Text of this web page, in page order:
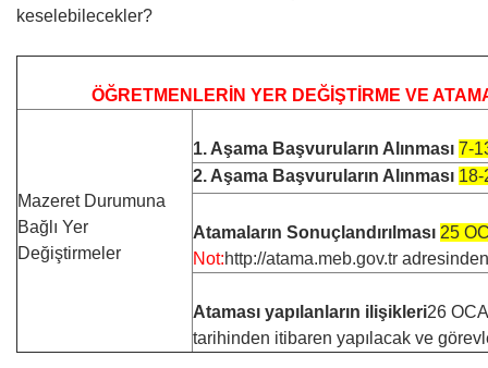
keselebilecekler?
ÖĞRETMENLERİN YER DEĞİŞTİRME VE ATAMA
Mazeret Durumuna
Bağlı Yer
Değiştirmeler
1. Aşama Başvuruların Alınması 7-
2. Aşama Başvuruların Alınması 18-
Atamaların Sonuçlandırılması 25
Not:http://atama.meb.gov.tr
Ataması yapılanların ilişikleri26
tarihinden itibaren yapılacak ve